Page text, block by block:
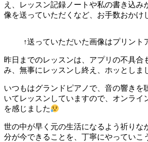
え、レッスン記録ノートや私の書き込み
像を送っていただくなど、お手数おかけ
↑送っていただいた画像はプリント
昨日までのレッスンは、アプリの不具合
み、無事にレッスンし終え、ホッとしま
いつもはグランドピアノで、音の響きを
いてレッスンしていますので、オンライ
を感じました
世の中が早く元の生活になるよう祈りな
分が今できることを、丁寧にやっていこ